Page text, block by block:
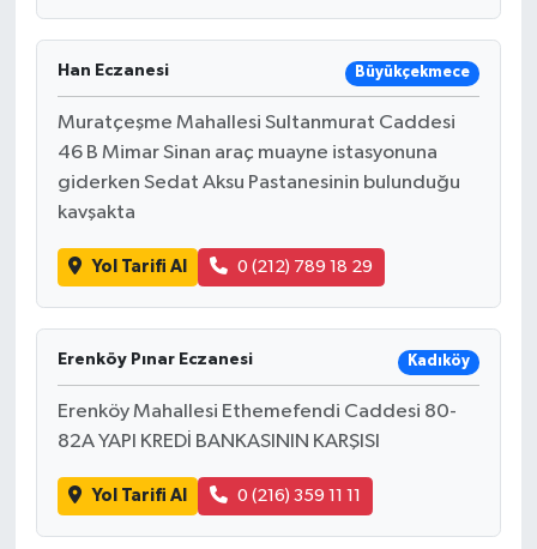
Han Eczanesi Büyükçekmece
Muratçeşme Mahallesi Sultanmurat Caddesi
46 B Mimar Sinan araç muayne istasyonuna
giderken Sedat Aksu Pastanesinin bulunduğu
kavşakta
Yol Tarifi Al 0 (212) 789 18 29
Erenköy Pınar Eczanesi Kadıköy
Erenköy Mahallesi Ethemefendi Caddesi 80-
82A YAPI KREDİ BANKASININ KARŞISI
Yol Tarifi Al 0 (216) 359 11 11